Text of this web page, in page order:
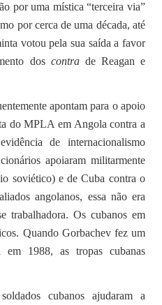
por uma mística “terceira via”
por cerca de uma década, até
votou pela sua saída a favor
dos contrade Reagan e
apontam para o apoio
do MPLA em Angola contra a
de internacionalismo
apoiaram militarmente
soviético) e de Cuba contra o
angolanos, essa não era
trabalhadora. Os cubanos em
Quando Gorbachev fez um
1988, as tropas cubanas
cubanos ajudaram a